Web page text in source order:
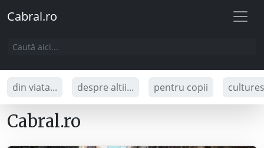
Cabral.ro
din viata... despre altii... pentru copii
Cabral.ro